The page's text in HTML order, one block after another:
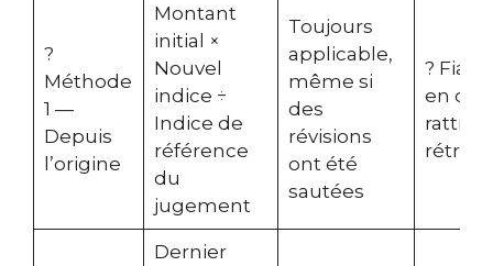
?
Méthode
1 —
Depuis
l’origine
Montant
initial ×
Nouvel
indice ÷
Indice de
référence
du
jugement
Toujours
applicable,
même si
des
révisions
ont été
sautées
?
en cas
Dernier